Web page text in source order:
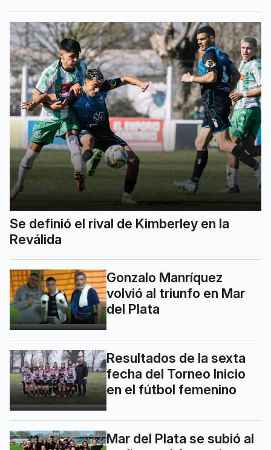
Se definió el rival de Kimberley en la
Reválida
Gonzalo Manríquez
volvió al triunfo en Mar
del Plata
Resultados de la sexta
fecha del Torneo Inicio
en el fútbol femenino
Mar del Plata se subió al